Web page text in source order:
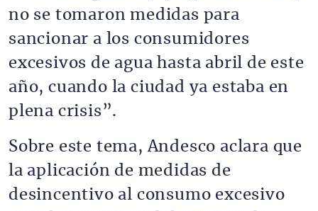
no se tomaron medidas para
sancionar a los consumidores
excesivos de agua hasta abril de este
año, cuando la ciudad ya estaba en
plena crisis”.
Sobre este tema, Andesco aclara que
la aplicación de medidas de
desincentivo al consumo excesivo